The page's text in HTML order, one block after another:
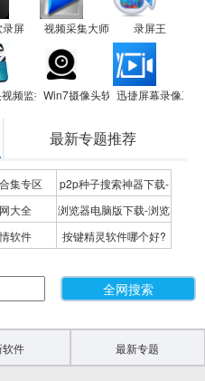
软件
屏 视频采集大师 录屏王
频监控软件Win7摄像头软件ECap迅捷屏幕录像工具
最新专题推荐
集专区
p2p种子搜索神器下载-
P2P种子搜索神器专题
大全
浏览器电脑版下载-浏览
器下载合集
软件
按键精灵软件哪个好?
件 最新专题